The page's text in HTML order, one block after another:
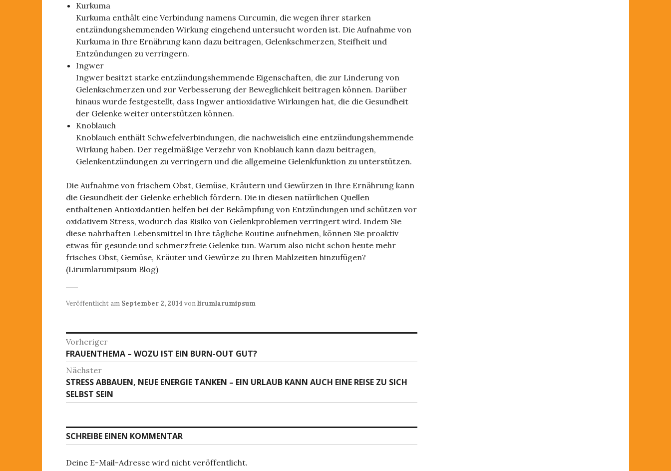
Kurkuma
Kurkuma enthält eine Verbindung namens Curcumin, die wegen ihrer starken
entzündungshemmenden Wirkung eingehend untersucht worden ist. Die Aufnahme von
Kurkuma in Ihre Ernährung kann dazu beitragen, Gelenkschmerzen, Steifheit und
Entzündungen zu verringern.
Ingwer
Ingwer besitzt starke entzündungshemmende Eigenschaften, die zur Linderung von
Gelenkschmerzen und zur Verbesserung der Beweglichkeit beitragen können. Darüber
hinaus wurde festgestellt, dass Ingwer antioxidative Wirkungen hat, die die Gesundheit
der Gelenke weiter unterstützen können.
Knoblauch
Knoblauch enthält Schwefelverbindungen, die nachweislich eine entzündungshemmende
Wirkung haben. Der regelmäßige Verzehr von Knoblauch kann dazu beitragen,
Gelenkentzündungen zu verringern und die allgemeine Gelenkfunktion zu unterstützen.
Die Aufnahme von frischem Obst, Gemüse, Kräutern und Gewürzen in Ihre Ernährung kann
die Gesundheit der Gelenke erheblich fördern. Die in diesen natürlichen Quellen
enthaltenen Antioxidantien helfen bei der Bekämpfung von Entzündungen und schützen vor
oxidativem Stress, wodurch das Risiko von Gelenkproblemen verringert wird. Indem Sie
diese nahrhaften Lebensmittel in Ihre tägliche Routine aufnehmen, können Sie proaktiv
etwas für gesunde und schmerzfreie Gelenke tun. Warum also nicht schon heute mehr
frisches Obst, Gemüse, Kräuter und Gewürze zu Ihren Mahlzeiten hinzufügen?
(Lirumlarumipsum Blog)
Veröffentlicht am September 2, 2014 vonlirumlarumipsum
B
e
i
t
a
g
Vorheriger
V
o
r
h
e
i
g
r
FRAUENTHEMA – WOZU IST EIN BURN-OUT GUT?
Nächster
N
ä
s
t
r
STRESS ABBAUEN, NEUE ENERGIE TANKEN – EIN URLAUB KANN AUCH EINE REISE ZU SICH
SELBST SEIN
SCHREIBE EINEN KOMMENTAR
Deine E-Mail-Adresse wird nicht veröffentlicht.